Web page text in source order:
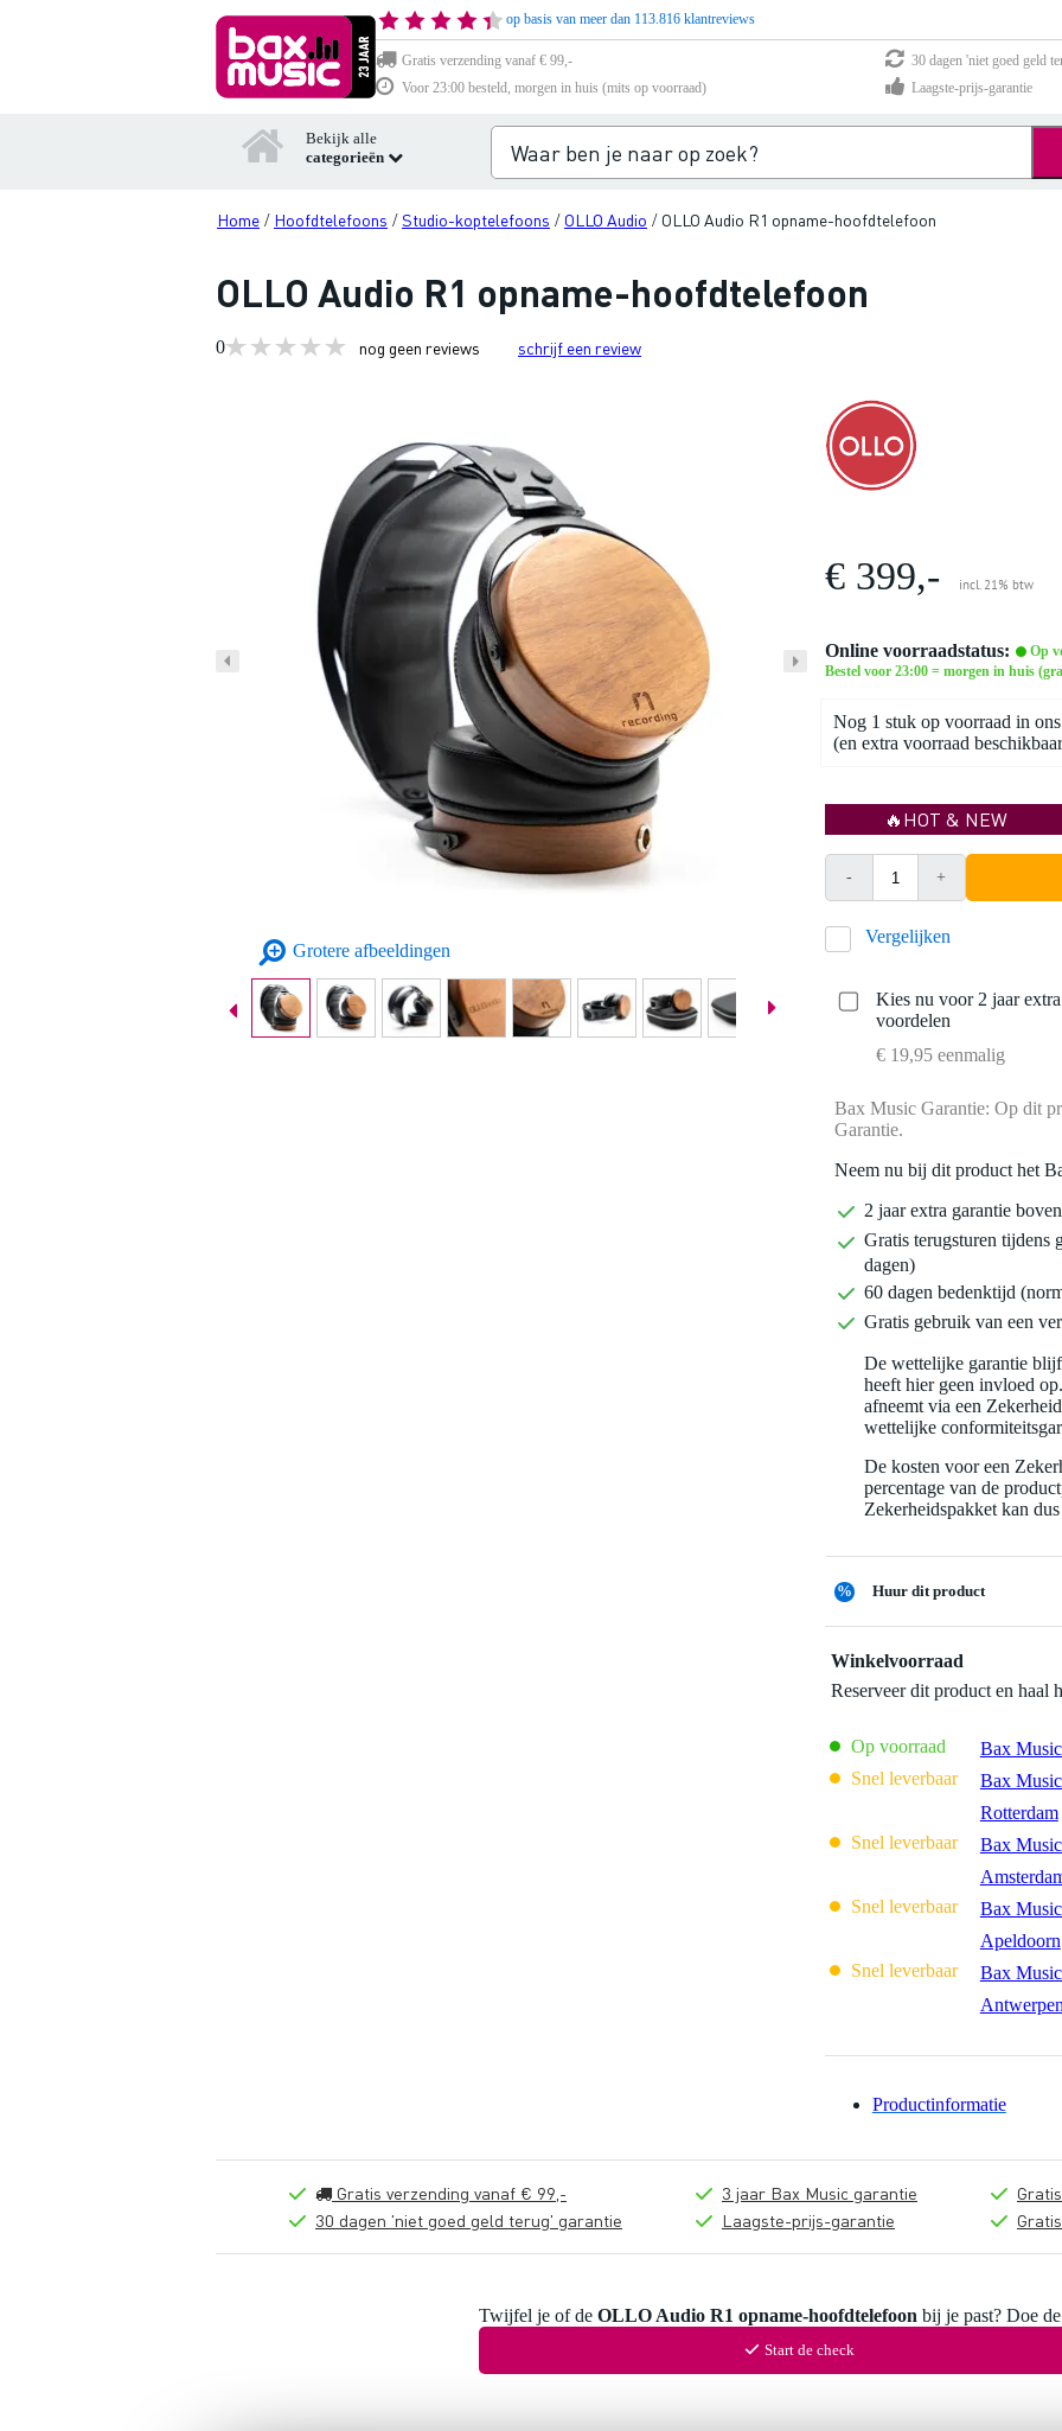
op basis van meer dan 113.816 klantreviews
Gratis verzending vanaf € 99,-
30 dagen 'niet goed geld
Voor 23:00 besteld, morgen in huis (mits op voorraad)
Laagste-prijs-garantie
Bekijk alle
categorieën
Home / Hoofdtelefoons /Studio-koptelefoons / OLLO Audio / OLLO Audio R1 opname-hoofdtelefoon
OLLO Audio R1 opname-hoofdtelefoon
0 nog geen reviews schrijf een review
Grotere afbeeldingen
€ 399,- incl. 21% btw
Online voorraadstatus:
Op
Bestel voor 23:00 = morgen in huis
Nog 1 stuk op voorraad in
(en extra voorraad
🔥HOT & NEW
- +
Vergelijken
Kies nu voor 2 jaar
voordelen
€ 19,95 eenmalig
Bax Music Garantie: Op dit
Garantie.
Neem nu bij dit product het
2 jaar extra garantie
Gratis terugsturen tijdens
dagen)
60 dagen bedenktijd
Gratis gebruik van een
De wettelijke garantie
heeft hier geen invloed
afneemt via een
wettelijke
De kosten voor een
percentage van de
Zekerheidspakket kan
% Huur dit product
Winkelvoorraad
Reserveer dit product en haal
Op voorraad Bax
Snel leverbaar
Bax
Rotterdam
Snel leverbaar
Bax
Snel leverbaar
Bax
Apeldoorn
Snel leverbaar
Bax
Antwerpen
Productinformatie
Gratis verzending vanaf € 99,-
30 dagen 'niet goed geld terug' garantie
3 jaar Bax Music garantie
Laagste-prijs-garantie
Twijfel je of de OLLO Audio R1 opname-hoofdtelefoon bij je past? Doe
Start de check